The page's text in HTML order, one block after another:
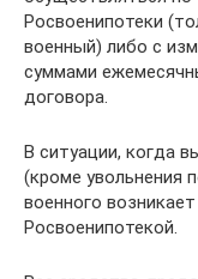
Росвоенипотеки
военный) либо с
суммами
договора.
В ситуации, когда
(кроме увольнения
военного
Росвоенипотекой.